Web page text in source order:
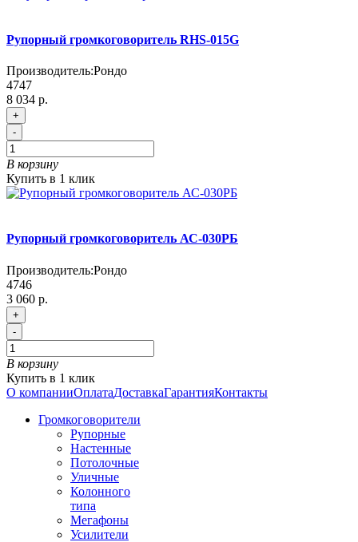
Рупорный громкоговоритель RHS-015G
Производитель:Рондо
4747
8 034 р.
+
-
В корзину
Купить в 1 клик
Рупорный громкоговоритель АС-030РБ
Производитель:Рондо
4746
3 060 р.
+
-
В корзину
Купить в 1 клик
О компанииОплатаДоставкаГарантияКонтакты
Громкоговорители
Рупорные
Настенные
Потолочные
Уличные
Колонного
типа
Мегафоны
Усилители